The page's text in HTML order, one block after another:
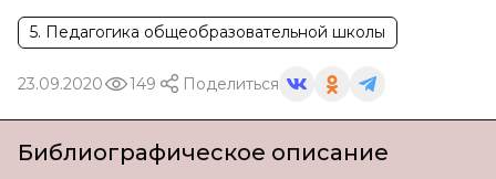
5. Педагогика общеобразовательной школы
23.09.2020 149 Поделиться
Библиографическое описание